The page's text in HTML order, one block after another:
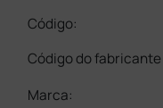
Código:
Código do fabricante
Marca: